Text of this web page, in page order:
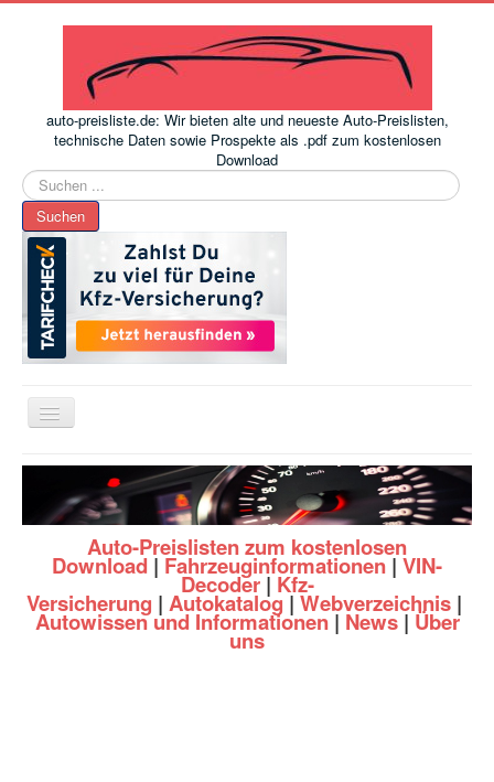
auto-preisliste.de: Wir bieten alte und neueste Auto-Preislisten,
technische Daten sowie Prospekte als .pdf zum kostenlosen
Download
Suchen
...
Suchen
Toggle
Navigation
www.auto-preisliste.de-Auto – Neupreis ermitteln einfach
Auto-Preislisten zum kostenlosen
Download | Fahrzeuginformationen | VIN-
Decoder| Kfz-
Versicherung | Autokatalog | Webverzeichnis |
Autowissen und Informationen| News| Über
uns